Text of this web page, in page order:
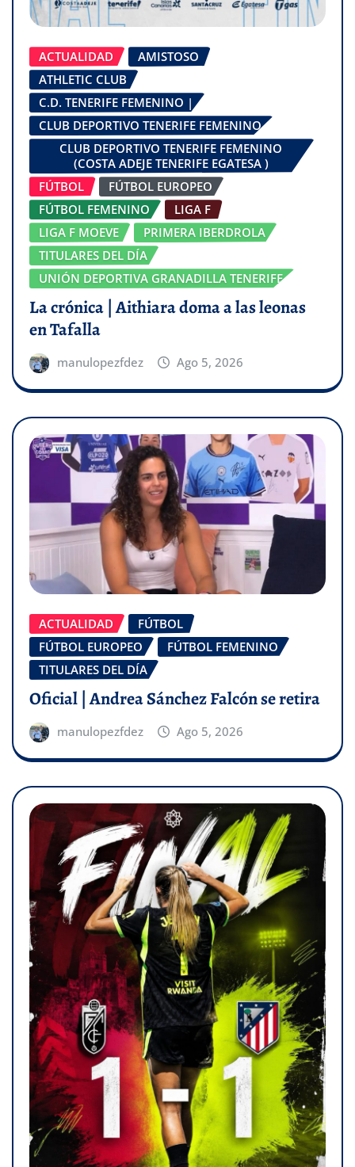
ACTUALIDAD
AMISTOSO
ATHLETIC CLUB
C.D. TENERIFE FEMENINO |
CLUB DEPORTIVO TENERIFE FEMENINO
CLUB DEPORTIVO TENERIFE FEMENINO
(COSTA ADEJE TENERIFE EGATESA )
FÚTBOL
FÚTBOL EUROPEO
FÚTBOL FEMENINO
LIGA F
LIGA F MOEVE
PRIMERA IBERDROLA
TITULARES DEL DÍA
UNIÓN DEPORTIVA GRANADILLA TENERIFE
La crónica | Aithiara doma a las leonas
en Tafalla
manulopezfdez Ago 5, 2026
ACTUALIDAD
FÚTBOL
FÚTBOL EUROPEO
FÚTBOL FEMENINO
TITULARES DEL DÍA
Oficial | Andrea Sánchez Falcón se retira
manulopezfdez Ago 5, 2026